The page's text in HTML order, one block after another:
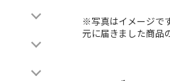
※写真はイメージで
元に届きました商品